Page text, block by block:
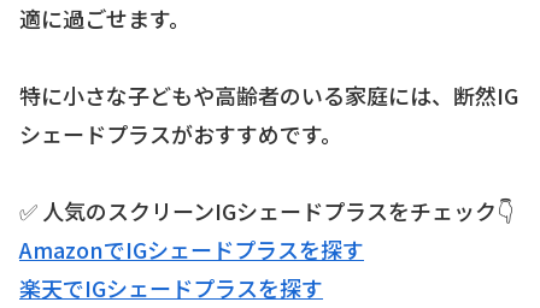
適に過ごせます。
特に小さな子どもや高齢者のいる家庭には、断然IG
シェードプラスがおすすめです。
✅ 人気のスクリーンIGシェードプラスをチェック👇
AmazonでIGシェードプラスを探す
楽天でIGシェードプラスを探す